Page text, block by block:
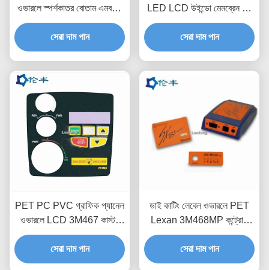
ওভারলে স্পর্শকাতর বোতাম এমবসড
কী কাস্টম কন্ট্রোল প্যানেল
সেরা দাম পান
LED LCD উইন্ডো মেমব্রেন পুশ
বোতাম সুইচ
সেরা দাম পান
PET PC PVC গ্রাফিক প্যানেল
ওভারলে LCD 3M467 কাস্টম
ইন্ডাস্ট্রিয়াল কন্ট্রোল প্যানেল
সেরা দাম পান
ডাই কাটিং লেবেল ওভারলে PET
Lexan 3M468MP কন্ট্রোল
প্যানেল ওভারলে প্রিন্টিং
সেরা দাম পান